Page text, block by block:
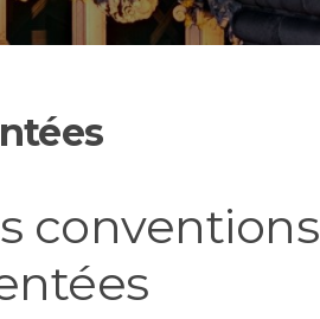
conventions